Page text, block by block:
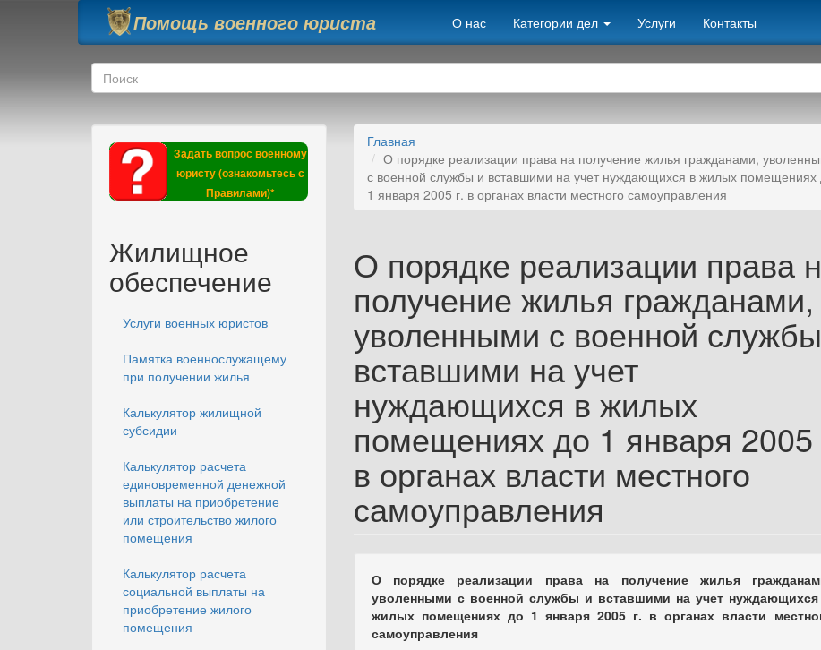
Перейти к основному содержанию
Помощь военного юриста О нас Категории дел Услуги Контакты
Форма поиска
Поиск
Задать вопрос военному
юристу (ознакомьтесь с
Правилами)*
Жилищное
обеспечение
Услуги военных юристов
Памятка военнослужащему
при получении жилья
Калькулятор жилищной
субсидии
Калькулятор расчета
единовременной денежной
выплаты на приобретение
или строительство жилого
помещения
Калькулятор расчета
социальной выплаты на
приобретение жилого
помещения
Главная
О порядке реализации права на получение жилья гражданами,
с военной службы и вставшими на учет нуждающихся в жилых помещениях
1 января 2005 г. в органах власти местного самоуправления
О порядке реализации права
получение жилья гражданами,
уволенными с военной
вставшими на учет
нуждающихся в жилых
помещениях до 1 января 2005
в органах власти местного
самоуправления
О порядке реализации права на получение жилья
уволенными с военной службы и вставшими на учет
жилых помещениях до 1 января 2005 г. в органах власти
самоуправления